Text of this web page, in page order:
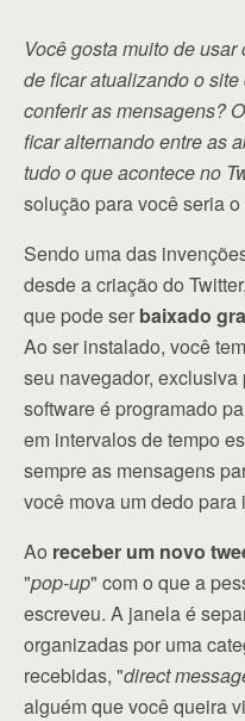
Você gosta muito de usar
de ficar atualizando o
conferir as mensagens?
ficar alternando entre as
tudo o que acontece no
solução para você seria o
Sendo uma das
desde a criação do
que pode ser baixado
Ao ser instalado, você
seu navegador, exclusiva
software é programado
em intervalos de tempo
sempre as mensagens
você mova um dedo para
Ao receber um novo
"pop-up" com o que a
escreveu. A janela é
organizadas por uma
recebidas, "direct
alguém que você queira